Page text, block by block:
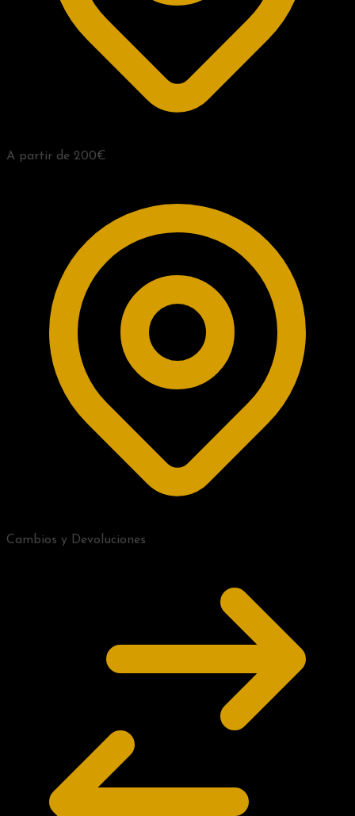
A partir de 200€
Cambios y Devoluciones